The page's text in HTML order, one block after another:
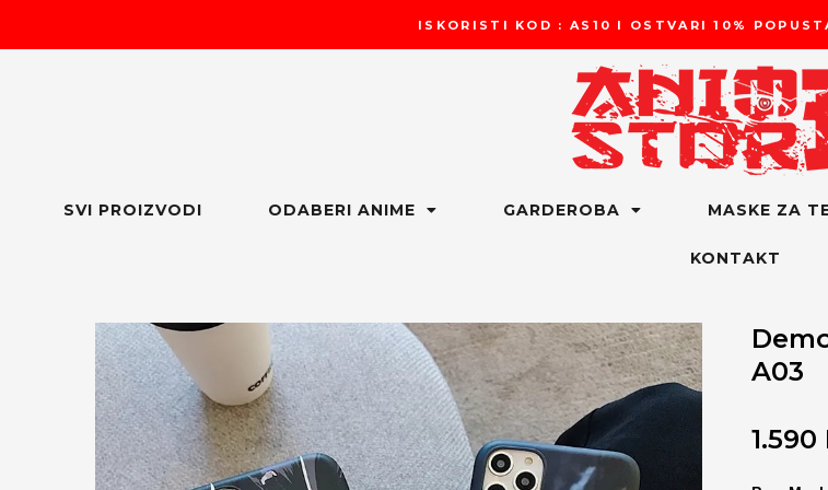
ISKORISTI KOD : AS10 I OSTVARI 10%
SVI PROIZVODI ODABERI ANIME GARDEROBA MASKE ZA
KONTAKT
A03
1.590